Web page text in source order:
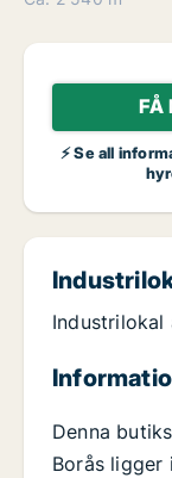
FÅ
⚡ Se all
Industrilokal
Denna
Borås ligger